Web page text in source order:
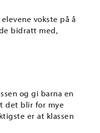
vokste på å
bidratt med,
og gi barna en
det blir for mye
er at klassen